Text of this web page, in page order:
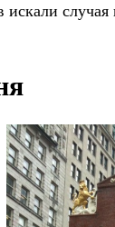
случая